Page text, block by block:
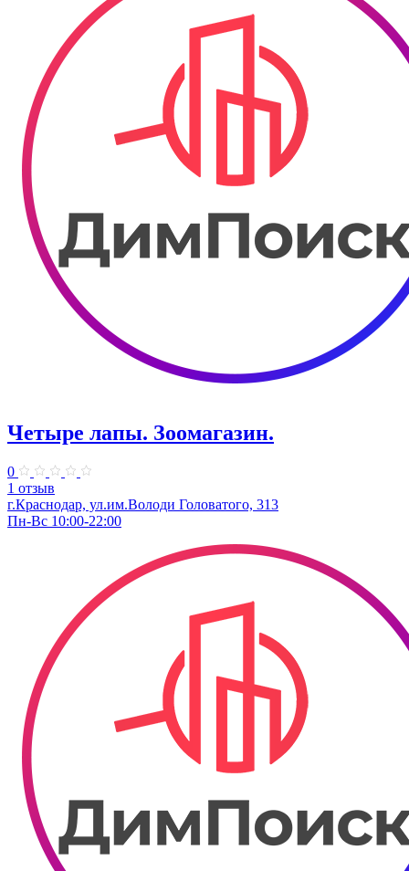
Четыре лапы. Зоомагазин.
0
1 отзыв
г.Краснодар, ул.им.Володи Головатого, 313
Пн-Вс 10:00-22:00